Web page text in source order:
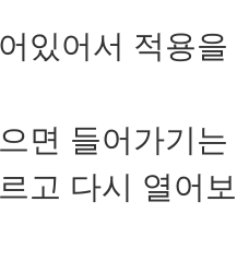
있어서 적용
면 들어가기
고 다시 열어